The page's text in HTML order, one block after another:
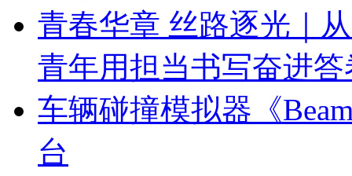
青春华章 丝路逐光｜
青年用担当书写奋进答
车辆碰撞模拟器《
台